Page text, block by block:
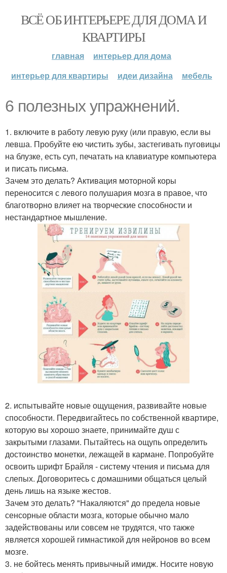
ВСЁ ОБ ИНТЕРЬЕРЕ ДЛЯ ДОМА И
КВАРТИРЫ
главная
интерьер для дома
интерьер для квартиры
идеи дизайна мебель
6 полезных упражнений.
1. включите в работу левую руку (или правую, если вы
левша. Пробуйте ею чистить зубы, застегивать пуговицы
на блузке, есть суп, печатать на клавиатуре компьютера
и писать письма.
Зачем это делать? Активация моторной коры
переносится с левого полушария мозга в правое, что
благотворно влияет на творческие способности и
нестандартное мышление.
2. испытывайте новые ощущения, развивайте новые
способности. Передвигайтесь по собственной квартире,
которую вы хорошо знаете, принимайте душ с
закрытыми глазами. Пытайтесь на ощупь определить
достоинство монетки, лежащей в кармане. Попробуйте
освоить шрифт Брайля - систему чтения и письма для
слепых. Договоритесь с домашними общаться целый
день лишь на языке жестов.
Зачем это делать? "Накаляются" до предела новые
сенсорные области мозга, которые обычно мало
задействованы или совсем не трудятся, что также
является хорошей гимнастикой для нейронов во всем
мозге.
3. не бойтесь менять привычный имидж. Носите новую